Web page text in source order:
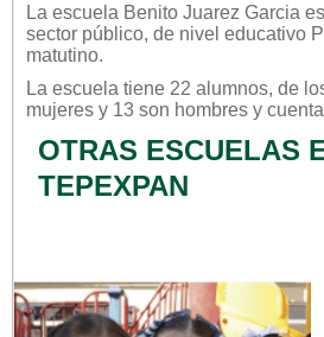
La escuela Benito Juarez Garcia
sector público, de nivel educativo
matutino.
La escuela tiene 22 alumnos, de
mujeres y 13 son hombres y
OTRAS ESCUELAS
TEPEXPAN